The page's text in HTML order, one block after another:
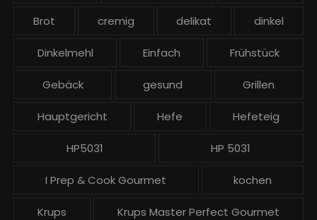
Brot cremig delikat dinkel
Dinkelmehl Einfach Frühstück
Gebäck gesund Grillen
Hauptgericht Hefe Hefeteig
HP5031 HP 5031
I Prep & Cook Gourmet kochen
Krups Krups Master Perfect Gourmet